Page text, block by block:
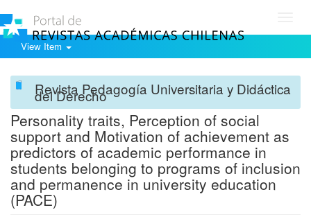
View Item
Revista Pedagogía Universitaria y Didáctica
del Derecho
Personality traits, Perception of social
support and Motivation of achievement as
predictors of academic performance in
students belonging to programs of inclusion
and permanence in university education
(PACE)